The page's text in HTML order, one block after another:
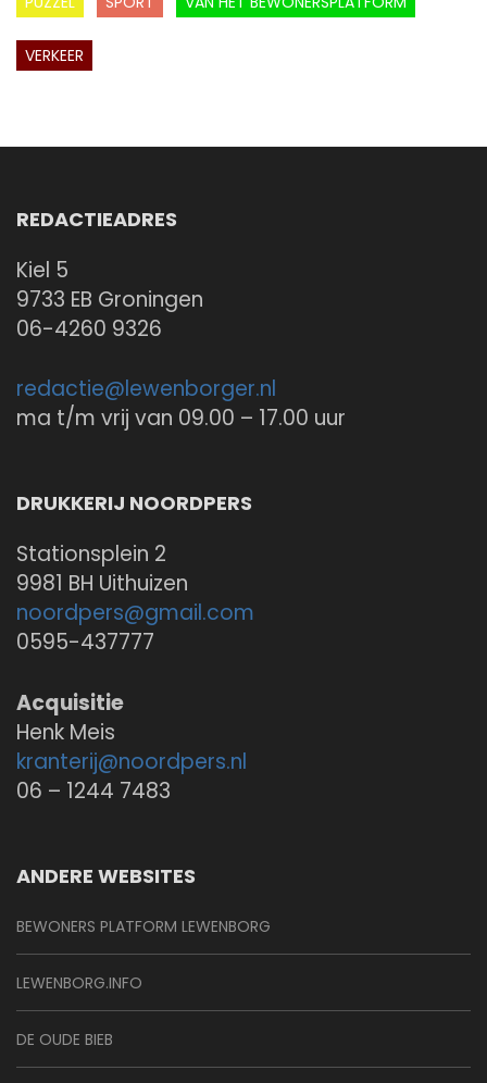
VERKEER
REDACTIEADRES
Kiel 5
9733 EB Groningen
06-4260 9326
redactie@lewenborger.nl
ma t/m vrij van 09.00 – 17.00 uur
DRUKKERIJ NOORDPERS
Stationsplein 2
9981 BH Uithuizen
noordpers@gmail.com
0595-437777
Acquisitie
Henk Meis
kranterij@noordpers.nl
06 – 1244 7483
ANDERE WEBSITES
BEWONERS PLATFORM LEWENBORG
LEWENBORG.INFO
DE OUDE BIEB